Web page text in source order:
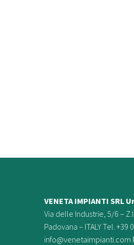
VENETA IMPIANTI SRL
Via delle Industrie, 5/6 –
Padovana – ITALY Tel. +39
info@venetaimpianti.com